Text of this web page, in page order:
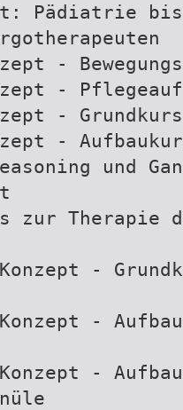
Pädiatrie
-
-
- Grundkurs
-
und
zur Therapie
-
-
-